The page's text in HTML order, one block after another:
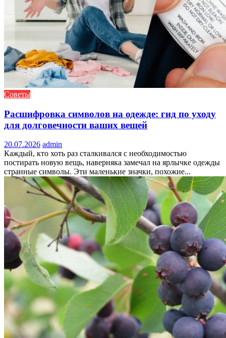
Советы
Расшифровка символов на одежде: гид по уходу
для долговечности ваших вещей
20.07.2026 admin
Каждый, кто хоть раз сталкивался с необходимостью
постирать новую вещь, наверняка замечал на ярлычке одежды
странные символы. Эти маленькие значки, похожие...